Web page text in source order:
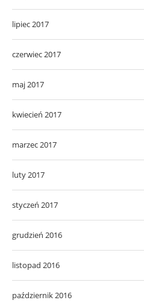
lipiec 2017
czerwiec 2017
maj 2017
kwiecień 2017
marzec 2017
luty 2017
styczeń 2017
grudzień 2016
listopad 2016
październik 2016